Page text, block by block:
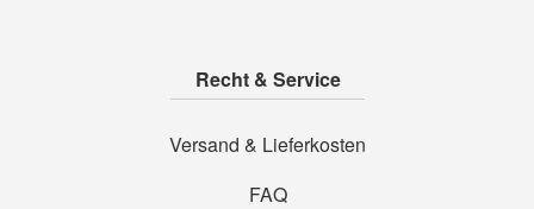
Recht & Service
Versand & Lieferkosten
FAQ